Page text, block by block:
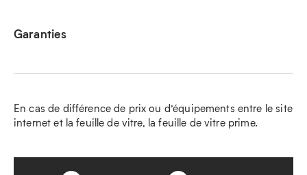
Garanties
En cas de différence de prix ou d’équipements entre le site
internet et la feuille de vitre, la feuille de vitre prime.